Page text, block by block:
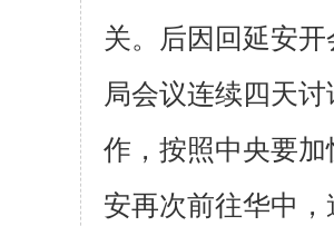
关。后因回延安
局会议连续四天
作， 按照中央要
安再次前往华中，